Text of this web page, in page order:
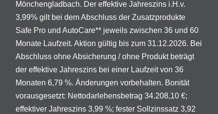
Mönchengladbach. Der effektive Jahreszins i.H.v.
3,99% gilt bei dem Abschluss der Zusatzprodukte
Safe Pro und AutoCare** jeweils zwischen 36 und 60
Monate Laufzeit. Aktion gültig bis zum 31.12.2026. Bei
Abschluss ohne Absicherung / ohne Produkt beträgt
der effektive Jahreszins bei einer Laufzeit von 36
Monaten 6,79 %. Änderungen vorbehalten. Bonität
vorausgesetzt: Nettodarlehensbetrag 34.208,10 €;
effektiver Jahreszins 3,99 %; fester Sollzinssatz 3,92